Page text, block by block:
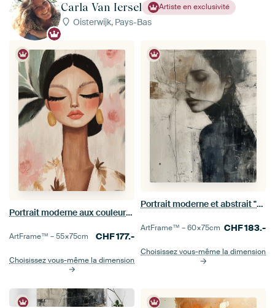
Carla Van Iersel Artiste en exclusivité
Oisterwijk, Pays-Bas
Portrait moderne aux couleurs pastel
ArtFrame™ –55×75cm CHF177.-
Choisissez vous-même la dimension
Portrait moderne et abstrait "Raw&quot ;
ArtFrame™ –60×75cm CHF183.-
Choisissez vous-même la dimension